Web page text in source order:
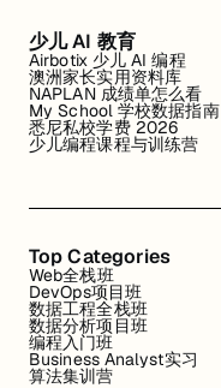
少儿 AI 教育
Airbotix 少儿 AI 编程
澳洲家长实用资料库
NAPLAN 成绩单怎么看
My School 学校数据指南
悉尼私校学费 2026
少儿编程课程与训练营
Top Categories
Web全栈班
DevOps项目班
数据工程全栈班
数据分析项目班
编程入门班
Business Analyst实习
算法集训营